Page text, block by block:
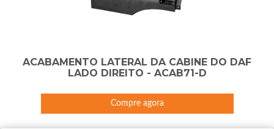
ACABAMENTO LATERAL DA CABINE DO DAF
LADO DIREITO - ACAB71-D
Compre agora